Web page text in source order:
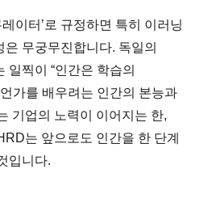
이터’로 규정하면 특히 이러닝
무궁무진합니다. 독일의
일찍이 “인간은 학습의
가를 배우려는 인간의 본능과
기업의 노력이 이어지는 한,
는 앞으로도 인간을 한 단계
입니다.